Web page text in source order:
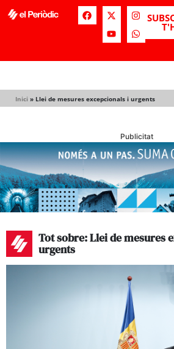
Inici » Llei de mesures excepcionals i urgents
Publicitat
Tot sobre: Llei de mesures
urgents